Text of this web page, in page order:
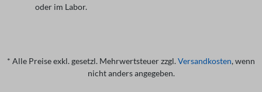
oder im Labor.
* Alle Preise exkl. gesetzl. Mehrwertsteuer zzgl. Versandkosten, wenn
nicht anders angegeben.